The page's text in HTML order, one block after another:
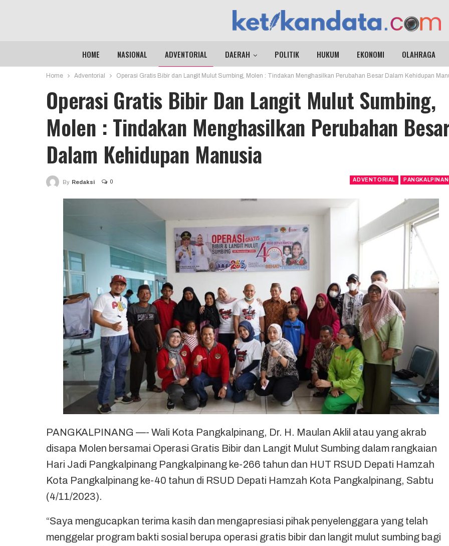
HOME NASIONAL ADVENTORIAL DAERAH POLITIK HUKUM EKONOMI OLAHRAGA
Home Adventorial Operasi Gratis Bibir dan Langit Mulut Sumbing, Molen : Tindakan Menghasilkan Perubahan Besar Dalam Kehidupan
Operasi Gratis Bibir Dan Langit Mulut Sumbing,
Molen : Tindakan Menghasilkan Perubahan
Dalam Kehidupan Manusia
ADVENTORIAL
By Redaksi 0
PANGKALPINANG —- Wali Kota Pangkalpinang, Dr. H. Maulan Aklil atau yang akrab
disapa Molen bersamai Operasi Gratis Bibir dan Langit Mulut Sumbing dalam rangkaian
Hari Jadi Pangkalpinang Pangkalpinang ke-266 tahun dan HUT RSUD Depati Hamzah
Kota Pangkalpinang ke-40 tahun di RSUD Depati Hamzah Kota Pangkalpinang, Sabtu
(4/11/2023).
“Saya mengucapkan terima kasih dan mengapresiasi pihak penyelenggara yang telah
menggelar program bakti sosial berupa operasi gratis bibir dan langit mulut sumbing bagi